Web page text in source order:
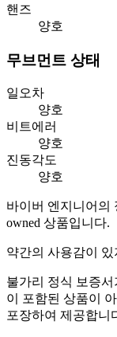
핸즈
양호
무브먼트 상태
일오차
양호
비트에러
양호
진동각도
양호
바이버 엔지니어의
owned 상품입니다.
약간의 사용감이
불가리 정식 보증
이 포함된 상품이
포장하여 제공합니